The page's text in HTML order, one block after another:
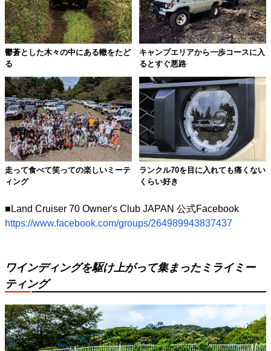
鬱蒼とした木々の中にある轍をたど
る
キャンプエリアから一歩コースに入
るとすぐ悪路
走って食べて笑っての楽しいミーテ
ィング
ランクル70を目に入れても痛くない
くらい好き
■Land Cruiser 70 Owner's Club JAPAN 公式Facebook
https://www.facebook.com/groups/264989943837437
ワインディングを駆け上がって集まったミライミー
ティング